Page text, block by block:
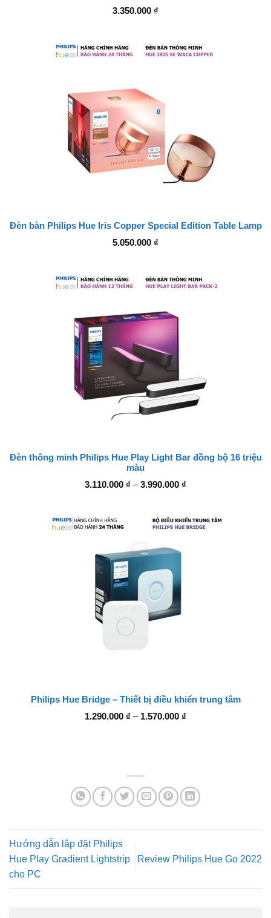
3.350.000 ₫
Đèn bàn Philips Hue Iris Copper Special Edition Table Lamp
5.050.000 ₫
Đèn thông minh Philips Hue Play Light Bar đồng bộ 16 triệu
màu
3.110.000 ₫ – 3.990.000 ₫
đến
3.990.000 ₫
Philips Hue Bridge – Thiết bị điều khiển trung tâm
1.290.000 ₫ – 1.570.000 ₫
Hướng dẫn lắp đặt Philips
Hue Play Gradient Lightstrip
cho PC
Review Philips Hue Go 2022